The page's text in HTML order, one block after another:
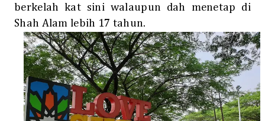
berkelah kat sini walaupun dah menetap di
Shah Alam lebih 17 tahun.